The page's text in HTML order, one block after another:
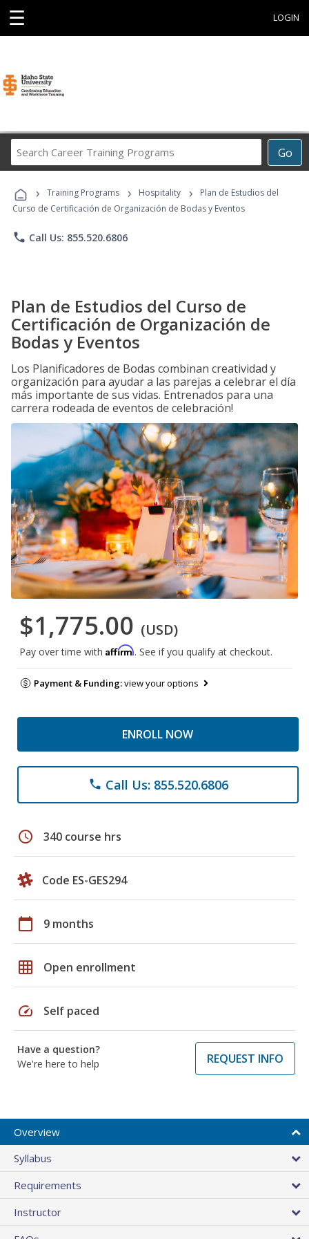
☰ LOGIN
Go
Career
Programs
› Training Programs › Hospitality ›
Plan de Estudios del
Curso de Certificación de Organización de Bodas y Eventos
phone Call Us: 855.520.6806
Plan de Estudios del Curso de
Certificación de Organización de
Bodas y Eventos
Los Planificadores de Bodas combinan creatividad y
organización para ayudar a las parejas a celebrar el día
más importante de sus vidas. Entrenados para una
carrera rodeada de eventos de celebración!
$1,775.00 (USD)
Pay over time with Affirm. See if you qualify at checkout.
Payment & Funding:view your options
ENROLL NOW
phone Call Us: 855.520.6806
schedule 340 course hrs
Code ES-GES294
calendar_today 9 months
grid_on Open enrollment
speed Self paced
Have a question?
We're here to help
REQUEST INFO
Overview
Syllabus
Requirements
Instructor